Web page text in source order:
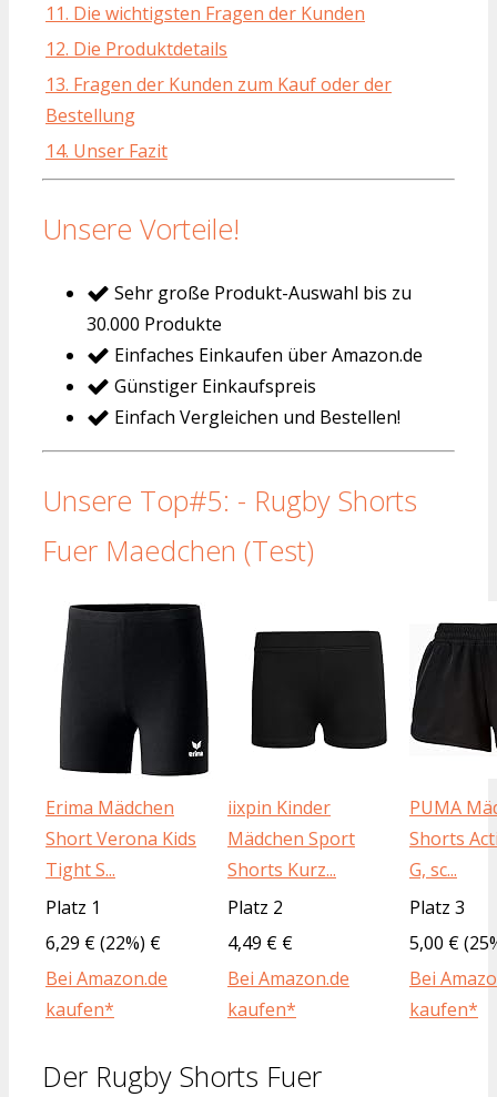
11. Die wichtigsten Fragen der Kunden
12. Die Produktdetails
13. Fragen der Kunden zum Kauf oder der
Bestellung
14. Unser Fazit
Unsere Vorteile!
Sehr große Produkt-Auswahl bis zu
30.000 Produkte
Einfaches Einkaufen über Amazon.de
Günstiger Einkaufspreis
Einfach Vergleichen und Bestellen!
Unsere Top#5: - Rugby Shorts
Fuer Maedchen (Test)
Erima Mädchen
Short Verona Kids
Tight S...
iixpin Kinder
Mädchen Sport
Shorts Kurz...
PUMA
Shorts
G, sc...
Platz 1
Platz 2
Platz 3
6,29 € (22%) €
4,49 € €
5,00 €
Bei Amazon.de
kaufen*
Bei Amazon.de
kaufen*
Bei
kaufen*
Der Rugby Shorts Fuer